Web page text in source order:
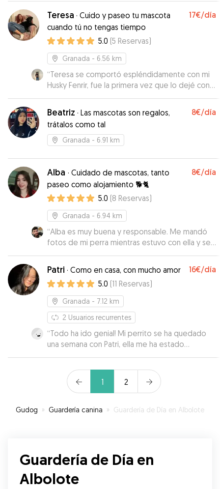
Teresa · Cuido y paseo tu mascota
cuando tú no tengas tiempo
17€/día
5.0 (5 Reservas)
Granada - 6.56 km
“Teresa se comportó espléndidamente con mi
Husky Fenrir, fue la primera vez que lo dejé con
alguien y ella me transmitió toda la confianza del
mundo. Me encanta que envía fotos y videos y
si no está segura de algo prefiere preguntar
antes que asumir. La recomendaría mil veces, mi
perro se sintió como en casa.
Beatriz · Las mascotas son regalos,
trátalos como tal
8€/día
Granada - 6.91 km
Alba · Cuidado de mascotas, tanto
paseo como alojamiento 🐕🐈
8€/día
5.0 (8 Reservas)
Granada - 6.94 km
“Alba es muy buena y responsable. Me mandó
fotos de mi perra mientras estuvo con ella y se
amoldó al lugar de recogida. Repetiré”
Patri · Como en casa, con mucho amor 16€/día
5.0 (11 Reservas)
Granada - 7.12 km
2 Usuarios recurrentes
“Todo ha ido genial! Mi perrito se ha quedado
una semana con Patri, ella me ha estado
informando en todo momento de cómo estaba.
como siempre. No dudaré en contactar con ella
si volviera a necesitarlo!
1 2
Gudog » Guardería canina » Guardería de Día en Albolote
Guardería de Día en
Albolote